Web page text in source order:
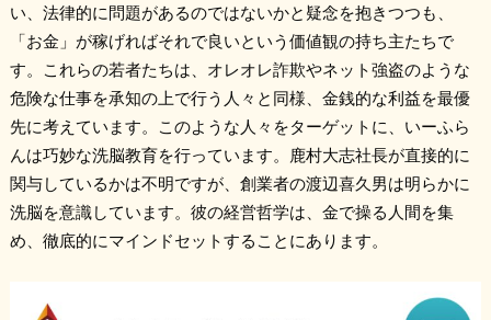
い、法律的に問題があるのではないかと疑念を抱きつつも、
「お金」が稼げればそれで良いという価値観の持ち主たちで
す。これらの若者たちは、オレオレ詐欺やネット強盗のような
危険な仕事を承知の上で行う人々と同様、金銭的な利益を最優
先に考えています。このような人々をターゲットに、いーふら
んは巧妙な洗脳教育を行っています。鹿村大志社長が直接的に
関与しているかは不明ですが、創業者の渡辺喜久男は明らかに
洗脳を意識しています。彼の経営哲学は、金で操る人間を集
め、徹底的にマインドセットすることにあります。